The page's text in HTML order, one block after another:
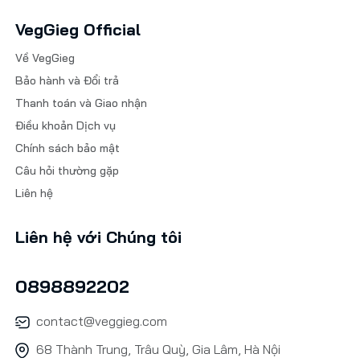
VegGieg Official
Về VegGieg
Bảo hành và Đổi trả
Thanh toán và Giao nhận
Điều khoản Dịch vụ
Chính sách bảo mật
Câu hỏi thường gặp
Liên hệ
Liên hệ với Chúng tôi
0898892202
contact@veggieg.com
68 Thành Trung, Trâu Quỳ, Gia Lâm, Hà Nội